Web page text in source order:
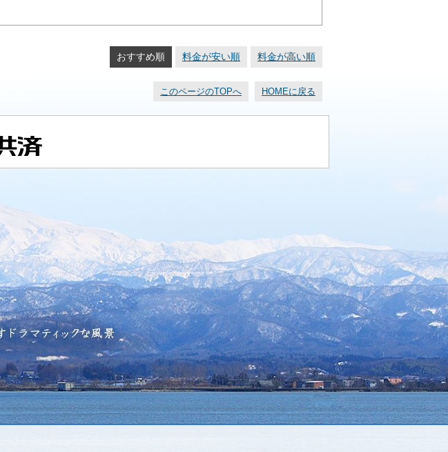
おすすめ順 料金が安い順 料金が高い順
このページのTOPへ HOMEに戻る